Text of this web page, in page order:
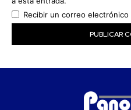
Recibir un correo